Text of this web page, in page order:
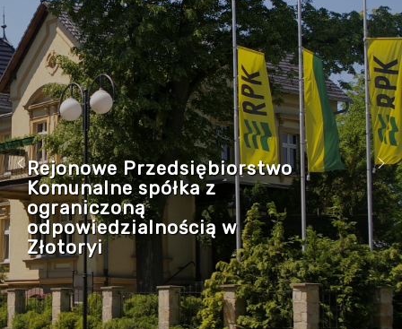
Rejonowe Przedsiębiorstwo
Komunalne spółka z
ograniczoną
odpowiedzialnością w
Złotoryi